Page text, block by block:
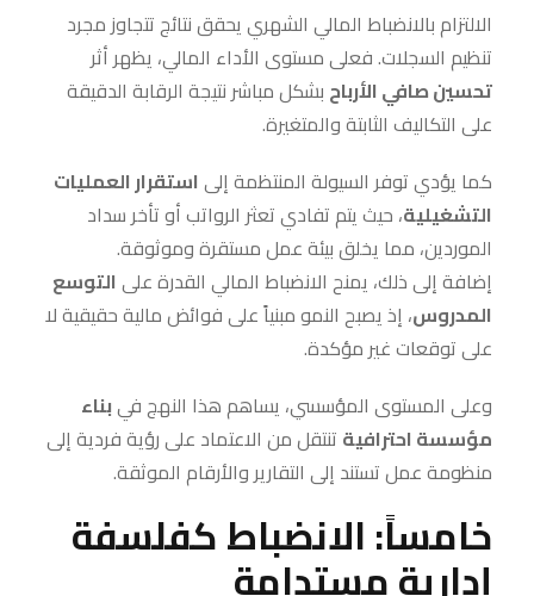
الالتزام بالانضباط المالي الشهري يحقق نتائج تتجاوز مجرد
تنظيم السجلات. فعلى مستوى الأداء المالي، يظهر أثر
تحسين صافي الأرباح بشكل مباشر نتيجة الرقابة الدقيقة
على التكاليف الثابتة والمتغيرة.
كما يؤدي توفر السيولة المنتظمة إلى استقرار العمليات
التشغيلية، حيث يتم تفادي تعثر الرواتب أو تأخر سداد
الموردين، مما يخلق بيئة عمل مستقرة وموثوقة.
إضافة إلى ذلك، يمنح الانضباط المالي القدرة على التوسع
المدروس، إذ يصبح النمو مبنياً على فوائض مالية حقيقية لا
على توقعات غير مؤكدة.
وعلى المستوى المؤسسي، يساهم هذا النهج فيبناء
مؤسسة احترافية تنتقل من الاعتماد على رؤية فردية إلى
منظومة عمل تستند إلى التقارير والأرقام الموثقة.
خامساً: الانضباط كفلسفة
إدارية مستدامة